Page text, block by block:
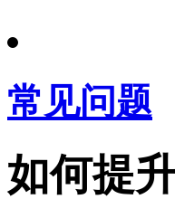
常见问题
如何提